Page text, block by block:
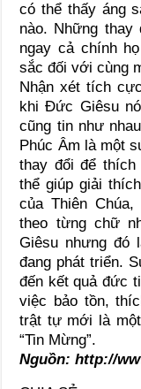
có thể thấy áng
nào. Những
ngay cả chính
sắc đối với cùng
Nhận xét tích
khi Đức Giêsu
cũng tin như
Phúc Âm là một
thay đổi để
thể giúp giải
của Thiên
theo từng chữ
Giêsu nhưng đó
đang phát triển.
đến kết quả đức
việc bảo tồn,
trật tự mới là
“Tin Mừng”.
Nguồn: http://